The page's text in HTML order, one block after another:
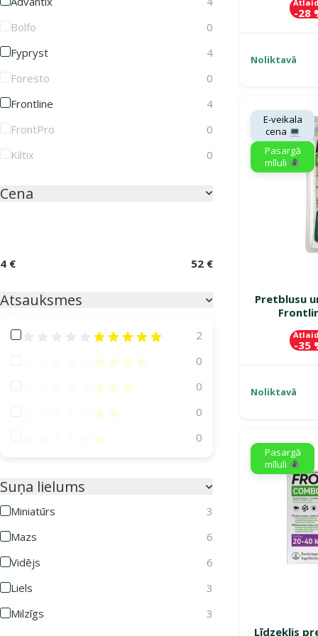
Bolfo
0
Fypryst
4
Foresto
0
Frontline
4
FrontPro
0
Kiltix
0
Cena
4 € 52 €
Atsauksmes
Atsauksmes 100%
2
Atsauksmes 80%
0
Atsauksmes 60%
0
Atsauksmes 40%
0
Atsauksmes 20%
0
Suņa lielums
Miniatūrs
3
Mazs
6
Vidējs
6
Liels
3
Milzīgs
3
-28
Noliktavā
Pretblusu
-35
E-veikala
cena 💻
Pasargā
mīluli 🕷️
Noliktavā
Līdzeklis
Pasargā
mīluli 🕷️